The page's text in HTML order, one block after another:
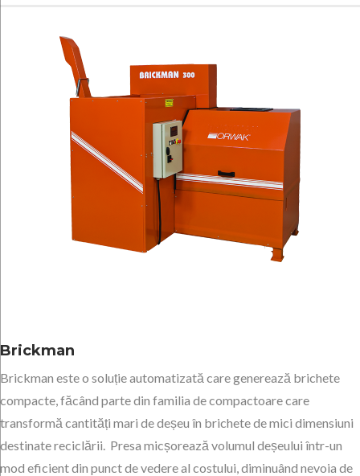
Brickman
Brickman este o soluție automatizată care generează brichete
compacte, făcând parte din familia de compactoare care
transformă cantități mari de deșeu în brichete de mici dimensiuni
destinate reciclării. Presa micșorează volumul deșeului într-un
mod eficient din punct de vedere al costului, diminuând nevoia de